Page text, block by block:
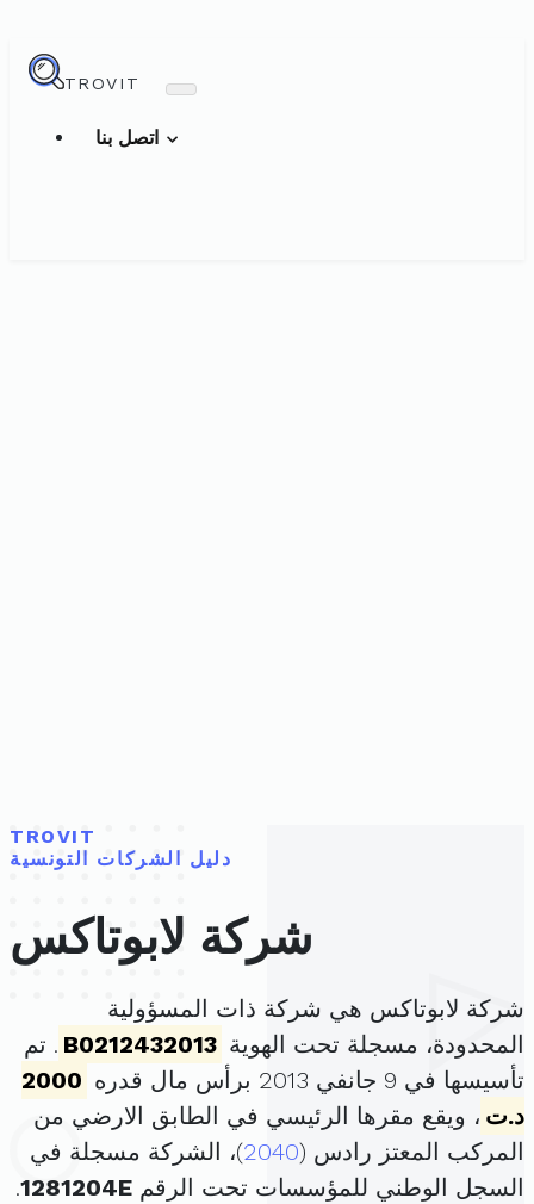
TROVIT
TROVIT
دليل الشركات التونسية
شركة لابوتاكس
شركة لابوتاكس هي شركة ذات المسؤولية
المحدودة، مسجلة تحت الهوية B0212432013 . تم
تأسيسها في 9 جانفي 2013 برأس مال قدره
2000
د.ت ، ويقع مقرها الرئيسي في الطابق الارضي من
المركب المعتز رادس (2040)، الشركة مسجلة في
السجل الوطني للمؤسسات تحت الرقم 1281204E
.